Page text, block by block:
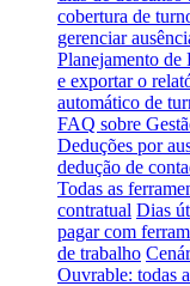
cobertura de
gerenciar
Planejamento de
e exportar o
automático de
FAQ sobre
Deduções por
dedução de
Todas as
contratual Dias
pagar com
de trabalho
Ouvrable: todas